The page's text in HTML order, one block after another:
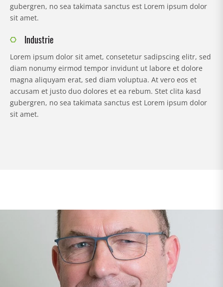
gubergren, no sea takimata sanctus est Lorem ipsum dolor
sit amet.
Industrie
Lorem ipsum dolor sit amet, consetetur sadipscing elitr, sed
diam nonumy eirmod tempor invidunt ut labore et dolore
magna aliquyam erat, sed diam voluptua. At vero eos et
accusam et justo duo dolores et ea rebum. Stet clita kasd
gubergren, no sea takimata sanctus est Lorem ipsum dolor
sit amet.